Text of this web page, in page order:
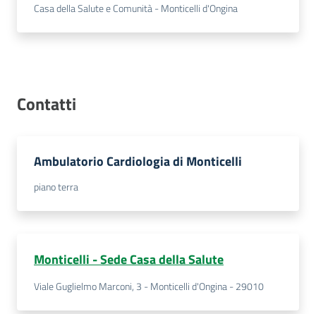
Imprese
Seguici
su
Casa della Salute e Comunità - Monticelli d'Ongina
Contatti
Ambulatorio Cardiologia di Monticelli
piano terra
Monticelli - Sede Casa della Salute
Viale Guglielmo Marconi, 3 - Monticelli d'Ongina - 29010